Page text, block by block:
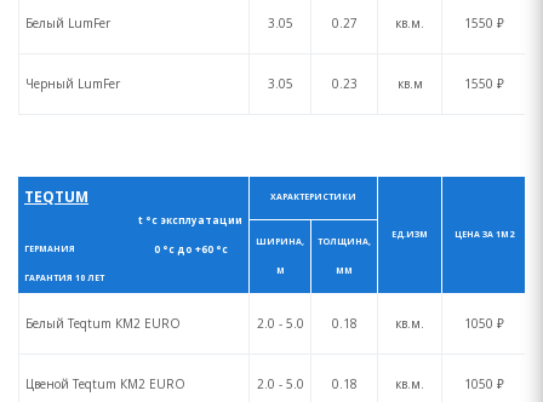
Белый LumFer 3.05 0.27 кв.м. 1550 ₽
Черный LumFer 3.05 0.23 кв.м 1550 ₽
TEQTUM
t °с эксплуатации
0 °с до +60 °с
ГЕРМАНИЯ
ГАРАНТИЯ 10 ЛЕТ
ХАРАКТЕРИСТИКИ
ЕД.ИЗМ ЦЕНА ЗА 1М2
ШИРИНА,
М
ТОЛЩИНА,
ММ
Белый Teqtum КM2 EURO 2.0 - 5.0 0.18 кв.м. 1050 ₽
Цвеной Teqtum КM2 EURO 2.0 - 5.0 0.18 кв.м. 1050 ₽